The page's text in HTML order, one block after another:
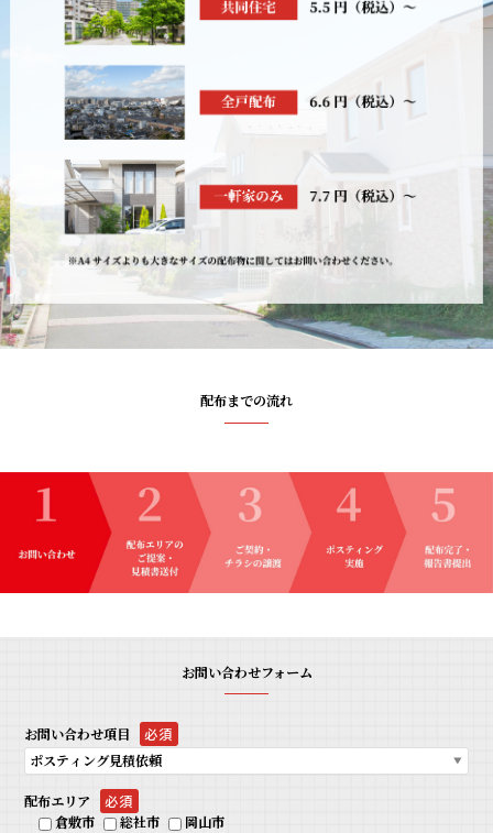
配布までの流れ
お問い合わせフォーム
お問い合わせ項目 必須
配布エリア 必須
倉敷市 総社市
岡山市